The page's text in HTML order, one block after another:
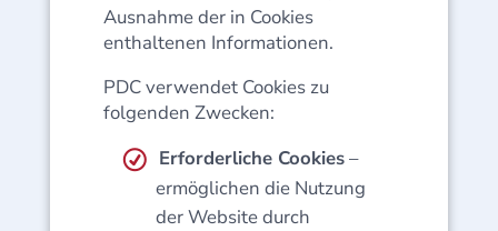
Ausnahme der in Cookies
enthaltenen Informationen.
PDC verwendet Cookies zu
folgenden Zwecken:
Erforderliche Cookies–
ermöglichen die Nutzung
der Website durch